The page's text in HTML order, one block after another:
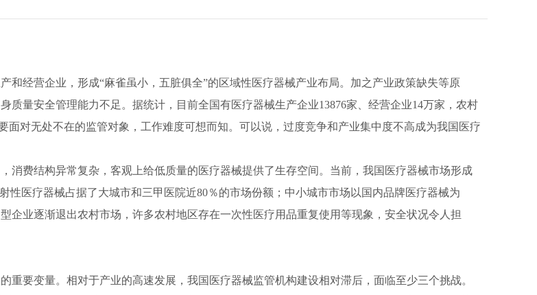
经营企业，形成“麻雀虽小，五脏俱全”的区域性医疗器械产业布局。加之产业政策缺失等原
质量安全管理能力不足。据统计，目前全国有医疗器械生产企业13876家、经营企业14万家，农村
对无处不在的监管对象，工作难度可想而知。可以说，过度竞争和产业集中度不高成为我国医疗
费结构异常复杂，客观上给低质量的医疗器械提供了生存空间。当前，我国医疗器械市场形成
性医疗器械占据了大城市和三甲 医院近80％的市场份额；中小城市市场以国内品牌医疗器械为
企业逐渐退出农村市场，许多农村地区存在一次性医疗用品重复使用等现象，安全状况令人担
要变量。相对于产业的高速发展，我国医疗器械监管机构建设相对滞后，面临至少三个挑战。